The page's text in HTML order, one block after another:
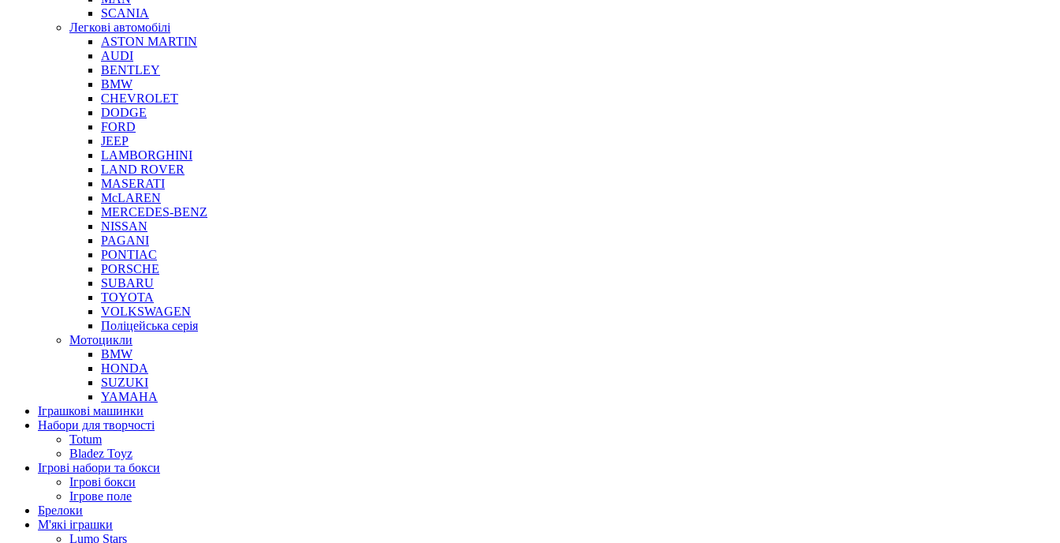
SCANIA
Легкові автомобілі
ASTON MARTIN
AUDI
BENTLEY
BMW
CHEVROLET
DODGE
FORD
JEEP
LAMBORGHINI
LAND ROVER
MASERATI
McLAREN
MERCEDES-BENZ
NISSAN
PAGANI
PONTIAC
PORSCHE
SUBARU
TOYOTA
VOLKSWAGEN
Поліцейська серія
Мотоцикли
BMW
HONDA
SUZUKI
YAMAHA
Іграшкові машинки
Набори для творчості
Totum
Bladez Toyz
Ігрові набори та бокси
Ігрові бокси
Ігрове поле
Брелоки
М'які іграшки
Lumo Stars